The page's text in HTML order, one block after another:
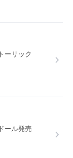
ーリック
ール発売